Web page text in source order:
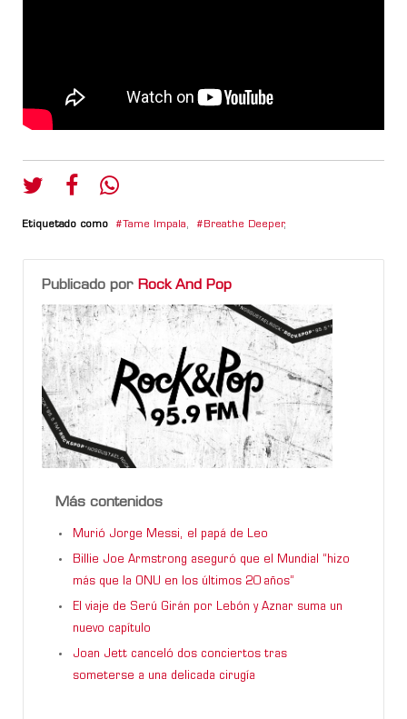
Etiquetado como Tame Impala, Breathe Deeper,
Publicado por Rock And Pop
Más contenidos
Murió Jorge Messi, el papá de Leo
Billie Joe Armstrong aseguró que el Mundial “hizo
más que la ONU en los últimos 20 años”
El viaje de Serú Girán por Lebón y Aznar suma un
nuevo capítulo
Joan Jett canceló dos conciertos tras
someterse a una delicada cirugía